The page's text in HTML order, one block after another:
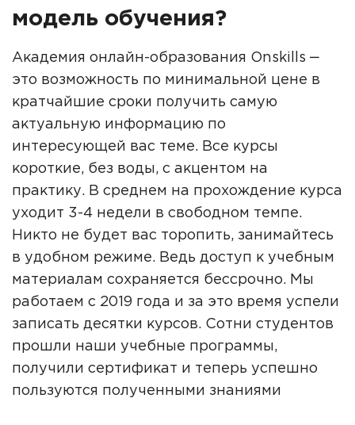
модель обучения?
Академия онлайн-образования Onskills ‒
это возможность по минимальной цене в
кратчайшие сроки получить самую
актуальную информацию по
интересующей вас теме. Все курсы
короткие, без воды, с акцентом на
практику. В среднем на прохождение курса
уходит 3-4 недели в свободном темпе.
Никто не будет вас торопить, занимайтесь
в удобном режиме. Ведь доступ к учебным
материалам сохраняется бессрочно. Мы
работаем с 2019 года и за это время успели
записать десятки курсов. Сотни студентов
прошли наши учебные программы,
получили сертификат и теперь успешно
пользуются полученными знаниями